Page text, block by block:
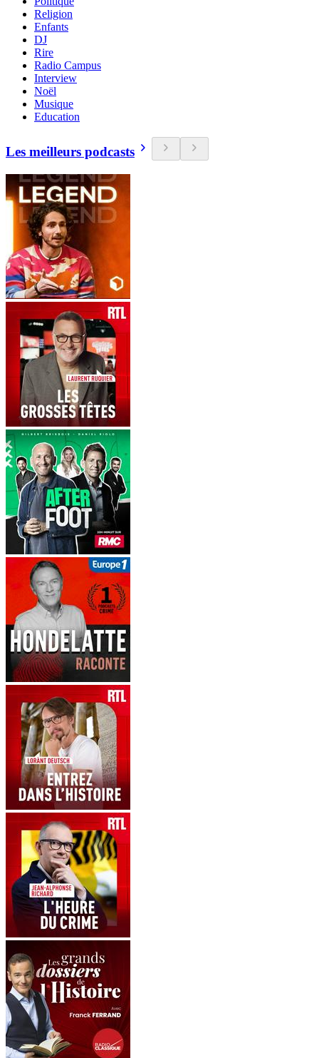
Religion
Enfants
DJ
Rire
Radio Campus
Interview
Noël
Musique
Education
Les meilleurs podcasts